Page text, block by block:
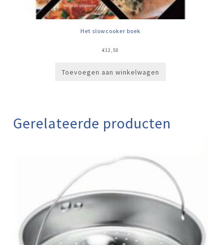
Het slowcooker boek
€12,50
Toevoegen aan winkelwagen
Gerelateerde producten